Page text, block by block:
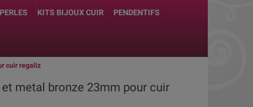
PERLES KITS BIJOUX CUIR PENDENTIFS
cuir regaliz
metal bronze 23mm pour cuir